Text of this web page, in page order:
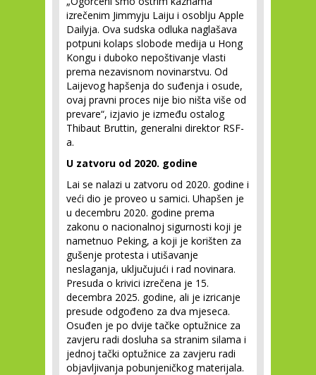
izrečenim Jimmyju Laiju i osoblju Apple
Dailyja. Ova sudska odluka naglašava
potpuni kolaps slobode medija u Hong
Kongu i duboko nepoštivanje vlasti
prema nezavisnom novinarstvu. Od
Laijevog hapšenja do suđenja i osude,
ovaj pravni proces nije bio ništa više od
prevare“, izjavio je između ostalog
Thibaut Bruttin, generalni direktor RSF-
a.
U zatvoru od 2020. godine
Lai se nalazi u zatvoru od 2020. godine i
veći dio je proveo u samici. Uhapšen je
u decembru 2020. godine prema
zakonu o nacionalnoj sigurnosti koji je
nametnuo Peking, a koji je korišten za
gušenje protesta i utišavanje
neslaganja, uključujući i rad novinara.
Presuda o krivici izrečena je 15.
decembra 2025. godine, ali je izricanje
presude odgođeno za dva mjeseca.
Osuđen je po dvije tačke optužnice za
zavjeru radi dosluha sa stranim silama i
jednoj tački optužnice za zavjeru radi
objavljivanja pobunjeničkog materijala.